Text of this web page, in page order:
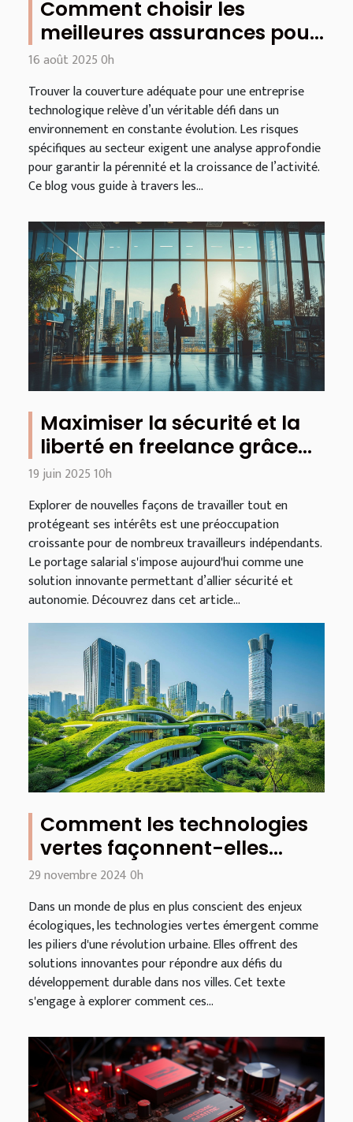
Comment choisir les
meilleures assurances pour
les entreprises
technologiques ?
16 août 2025 0h
Trouver la couverture adéquate pour une entreprise
technologique relève d’un véritable défi dans un
environnement en constante évolution. Les risques
spécifiques au secteur exigent une analyse approfondie
pour garantir la pérennité et la croissance de l’activité.
Ce blog vous guide à travers les...
Maximiser la sécurité et la
liberté en freelance grâce
au portage salarial
19 juin 2025 10h
Explorer de nouvelles façons de travailler tout en
protégeant ses intérêts est une préoccupation
croissante pour de nombreux travailleurs indépendants.
Le portage salarial s'impose aujourd'hui comme une
solution innovante permettant d’allier sécurité et
autonomie. Découvrez dans cet article...
Comment les technologies
vertes façonnent-elles
l'avenir de l'urbanisme
durable ?
29 novembre 2024 0h
Dans un monde de plus en plus conscient des enjeux
écologiques, les technologies vertes émergent comme
les piliers d'une révolution urbaine. Elles offrent des
solutions innovantes pour répondre aux défis du
développement durable dans nos villes. Cet texte
s'engage à explorer comment ces...